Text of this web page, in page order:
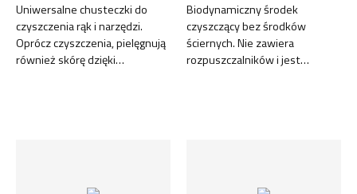
Uniwersalne chusteczki do
czyszczenia rąk i narzędzi.
Oprócz czyszczenia, pielęgnują
również skórę dzięki
Biodynamiczny środek
czyszczący bez środków
ściernych. Nie zawiera
rozpuszczalników i jest